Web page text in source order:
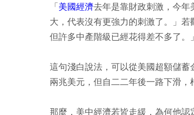
「美國經濟去年是靠財政刺激，今
大，代表沒有更強力的刺激了。」
但許多中產階級已經花得差不多了。」
這句淺白說法，可以從美國超額儲
兩兆美元，但自二二年後一路下滑，
那麼，美中經濟若皆走緩，為何他